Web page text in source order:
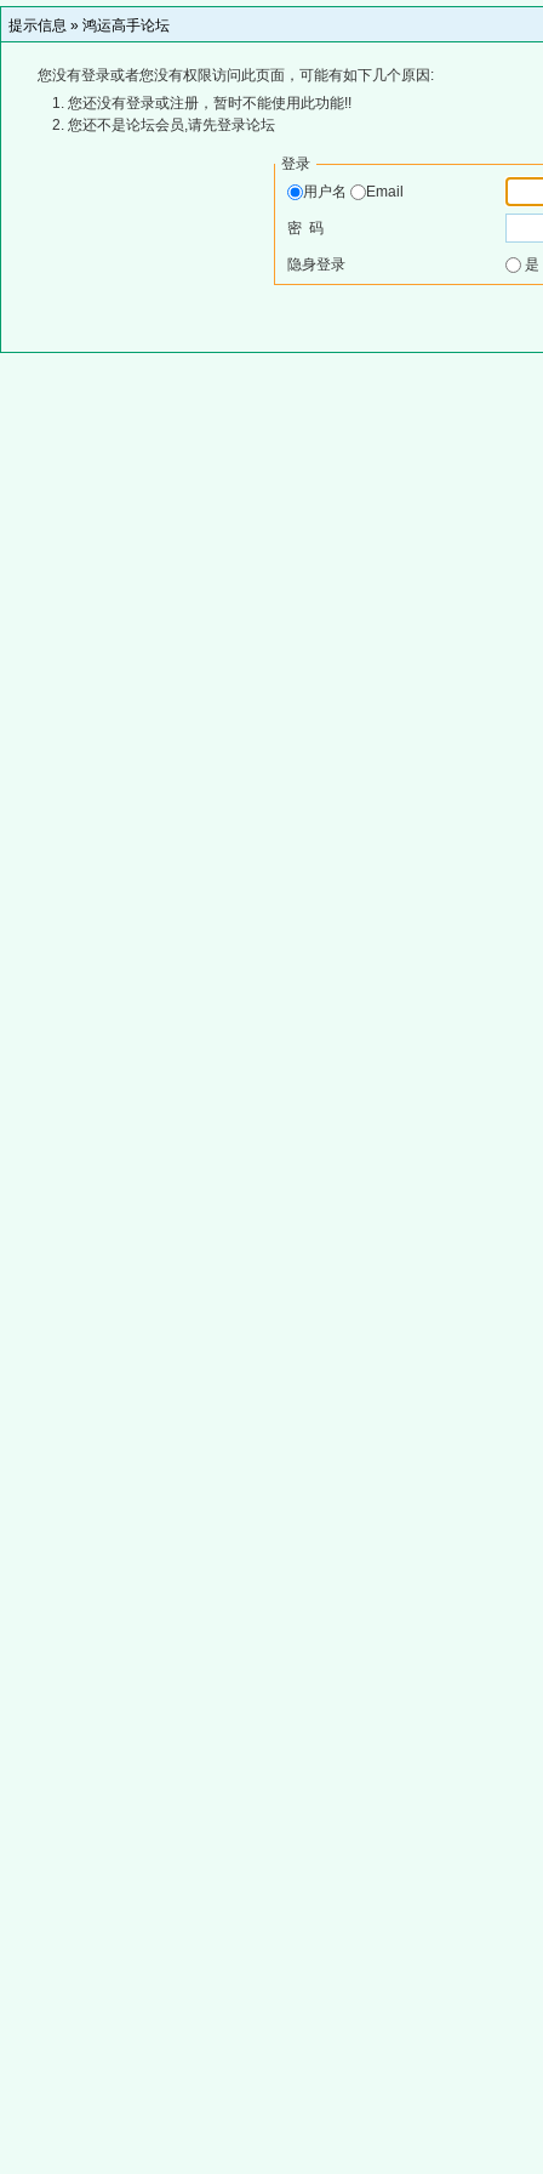
提示信息 » 鸿运高手论坛
您没有登录或者您没有权限访问此页面，可能有如下几个原因:
您还没有登录或注册，暂时不能使用此功能!!
您还不是论坛会员,请先登录论坛
登录
用户名
Email
密 码
隐身登录